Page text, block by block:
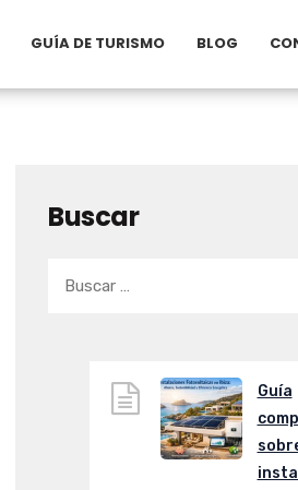
GUÍA DE TURISMO BLOG
Buscar
Guía